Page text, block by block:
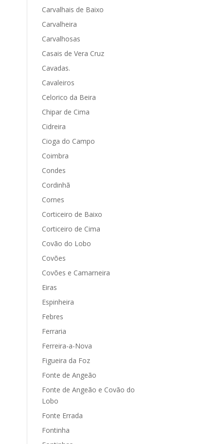
Carvalhais de Baixo
Carvalheira
Carvalhosas
Casais de Vera Cruz
Cavadas.
Cavaleiros
Celorico da Beira
Chipar de Cima
Cidreira
Cioga do Campo
Coimbra
Condes
Cordinhã
Cornes
Corticeiro de Baixo
Corticeiro de Cima
Covão do Lobo
Covões
Covões e Camarneira
Eiras
Espinheira
Febres
Ferraria
Ferreira-a-Nova
Figueira da Foz
Fonte de Angeão
Fonte de Angeão e Covão do
Lobo
Fonte Errada
Fontinha